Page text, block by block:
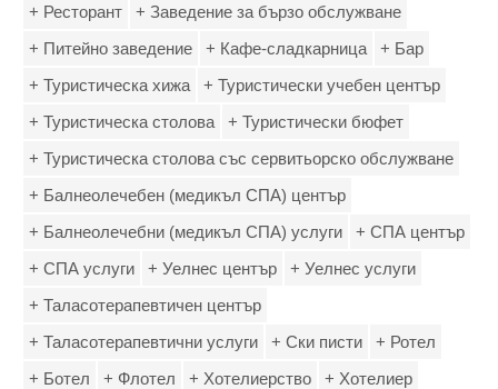
+ Ресторант
+ Заведение за бързо обслужване
+ Питейно заведение
+ Кафе-сладкарница
+ Бар
+ Туристическа хижа
+ Туристически учебен център
+ Туристическа столова
+ Туристически бюфет
+ Туристическа столова със сервитьорско обслужване
+ Балнеолечебен (медикъл СПА) център
+ Балнеолечебни (медикъл СПА) услуги
+ СПА център
+ СПА услуги
+ Уелнес център
+ Уелнес услуги
+ Таласотерапевтичен център
+ Таласотерапевтични услуги
+ Ски писти
+ Ротел
+ Ботел
+ Флотел + Хотелиерство
+ Хотелиер